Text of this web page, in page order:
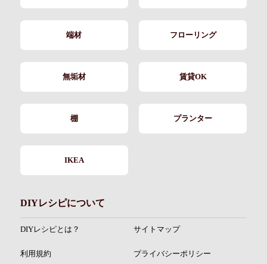
端材 フローリング
無垢材 賃貸OK
棚 プランター
IKEA
DIYレシピについて
DIYレシピとは？ サイトマップ
利用規約 プライバシーポリシー